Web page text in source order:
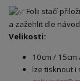
Folii stačí
a zažehlit dle
Velikosti:
10cm / 15cm
lze tisknout i